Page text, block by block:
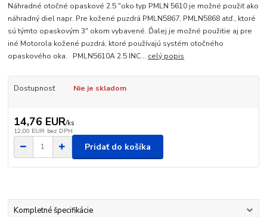
Náhradné otočné opaskové 2.5 "oko typ PMLN 5610 je možné použiť ako
náhradný diel napr. Pre kožené puzdrá PMLN5867, PMLN5868 atď., ktoré
sú týmto opaskovým 3" okom vybavené. Ďalej je možné použitie aj pre
iné Motorola kožené puzdrá, ktoré používajú systém otočného
opaskového oka. PMLN5610A 2.5 INC... celý popis
Dostupnosť Nie je skladom
14,76 EUR/ks
12,00 EUR bez DPH
Pridať do košíka
Kompletné špecifikácie